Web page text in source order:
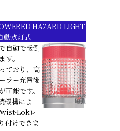
HAZARD LIGHT
動点灯式
自動で転倒
す。
ており、高
ラー充電後
可能です。
機構によ
Lokレ
付けできま